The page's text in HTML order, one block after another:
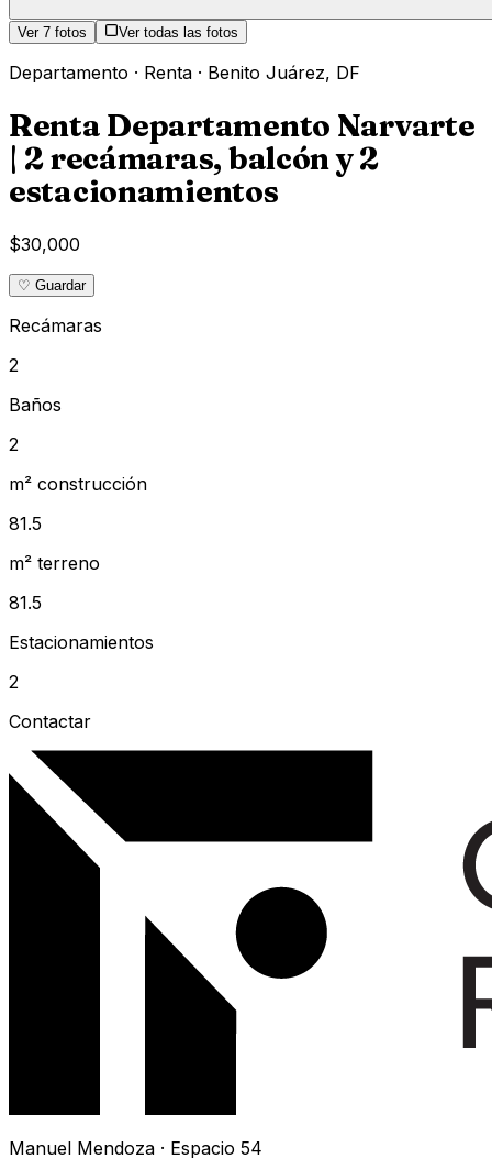
Ver 7 fotos Ver todas las fotos
Departamento · Renta · Benito Juárez, DF
Renta Departamento Narvarte
| 2 recámaras, balcón y 2
estacionamientos
$30,000
♡ Guardar
Recámaras
2
Baños
2
m² construcción
81.5
m² terreno
81.5
Estacionamientos
2
Contactar
Manuel Mendoza · Espacio 54